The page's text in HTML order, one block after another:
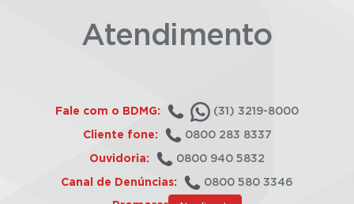
Atendimento
Fale com o BDMG: (31) 3219-8000
Cliente fone: 0800 283 8337
Ouvidoria: 0800 940 5832
Canal de Denúncias: 0800 580 3346